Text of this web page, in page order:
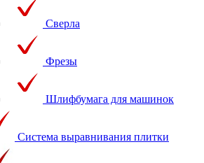
Сверла
Фрезы
Шлифбумага для машинок
Система выравнивания плитки